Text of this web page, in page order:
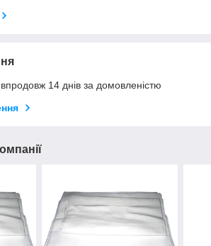
14 днів за домовленістю